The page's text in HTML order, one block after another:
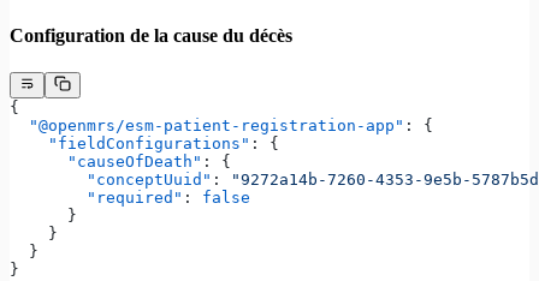
Configuration de la cause du décès
{
  "@openmrs/esm-patient-registration-app"
: {
    "fieldConfigurations"
: {
      "causeOfDeath"
: {
        "conceptUuid"
:
"9272a14b-7260-4353-9e5b-
        "required"
: false
      }
    }
  }
}